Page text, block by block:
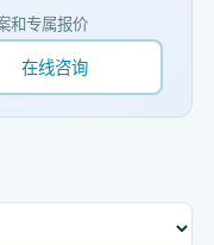
和专属报价
在线咨询